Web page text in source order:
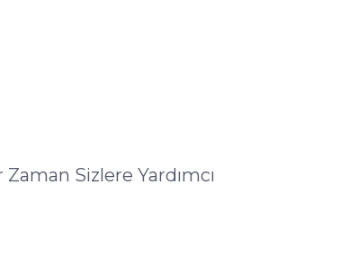
Sizlere Yardımcı